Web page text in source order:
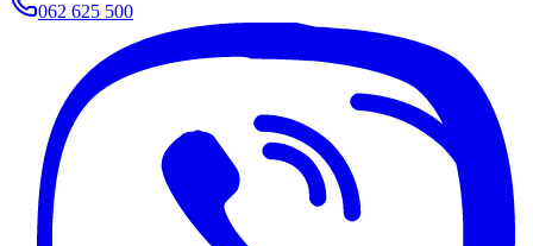
062 625 500